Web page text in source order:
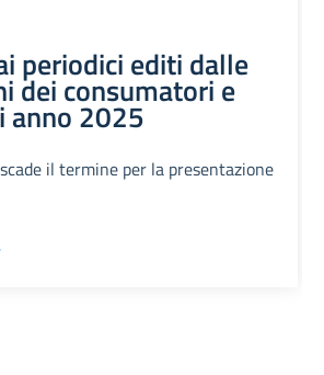
periodici editi dalle
dei consumatori e
anno 2025
il termine per la presentazione